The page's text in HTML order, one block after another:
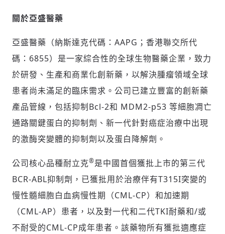
關於亞盛醫藥
亞盛醫藥（納斯達克代碼：AAPG；香港聯交所代
碼：6855）是一家綜合性的全球生物醫藥企業，致力
於研發、生產和商業化創新藥，以解決腫瘤領域全球
患者尚未滿足的臨床需求。公司已建立豐富的創新藥
產品管線，包括抑制Bcl-2和 MDM2-p53 等細胞凋亡
通路關鍵蛋白的抑制劑、新一代針對癌症治療中出現
的激酶突變體的抑制劑以及蛋白降解劑。
公司核心品種耐立克®是中國首個獲批上市的第三代
BCR-ABL抑制劑，已獲批用於治療伴有T315I突變的
慢性髓細胞白血病慢性期（CML-CP）和加速期
（CML-AP）患者，以及對一代和二代TKI耐藥和/或
不耐受的CML-CP成年患者。該藥物所有獲批適應症